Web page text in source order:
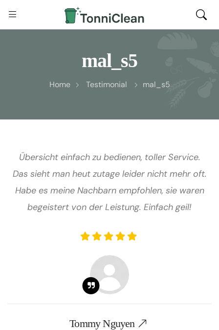
mal_s5
Home Testimonial mal_s5
Übersicht einfach zu bedienen, toller Service.
Das sieht man heut zutage leider nicht mehr oft.
Habe es meine Nachbarn empfohlen, sie waren
begeistert von der Leistung. Einfach geil!
Tommy Nguyen